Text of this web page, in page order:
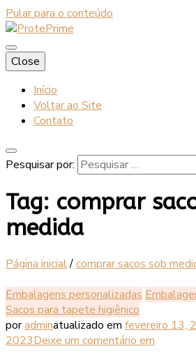
Pular para o conteúdo
ProtePrime
Blog
Close
Início
Voltar ao Site
Contato
Pesquisar por:
Tag: comprar
medida
Página inicial/comprar sacos sob
Embalagens personalizadas
Sacos para tapete higiênico
poradminatualizado em fevereiro 13,
2023Deixe um comentário em